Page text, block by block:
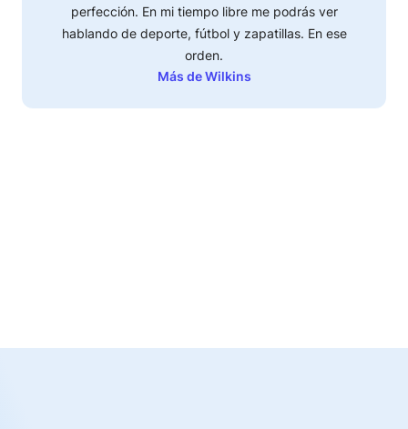
perfección. En mi tiempo libre me podrás ver
hablando de deporte, fútbol y zapatillas. En ese
orden.
Más de Wilkins